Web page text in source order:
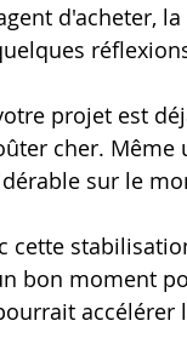
d'acheter,
projet est
cher.
sur le
cette
bon moment
accélérer